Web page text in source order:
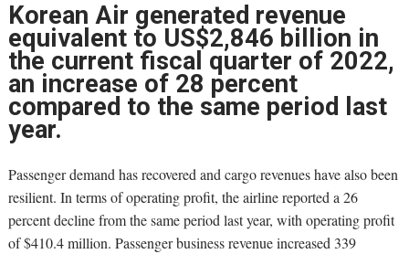
Korean Air generated revenue
equivalent to US$2,846 billion in
the current fiscal quarter of 2022,
an increase of 28 percent
compared to the same period last
year.
Passenger demand has recovered and cargo revenues have also been
resilient. In terms of operating profit, the airline reported a 26
percent decline from the same period last year, with operating profit
of $410.4 million. Passenger business revenue increased 339